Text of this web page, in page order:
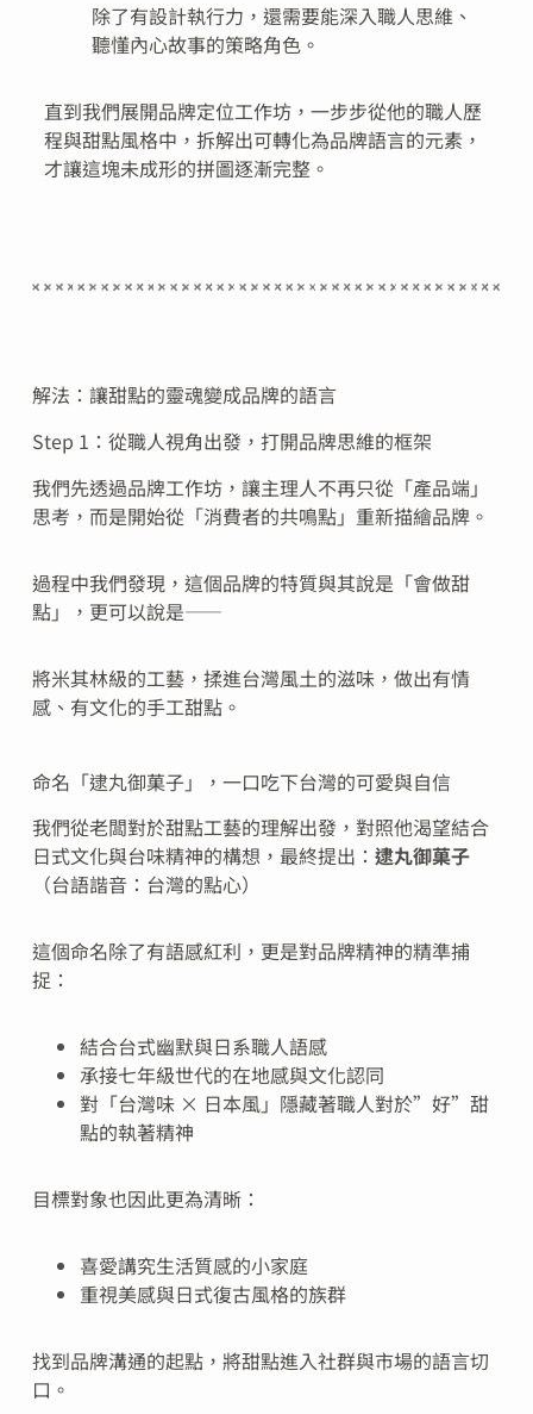
除了有設計執行力，還需要能深入職人思維、
聽懂內心故事的策略角色。
直到我們展開品牌定位工作坊，一步步從他的職人歷
程與甜點風格中，拆解出可轉化為品牌語言的元素，
才讓這塊未成形的拼圖逐漸完整。
解法：讓甜點的靈魂變成品牌的語言
Step 1：從職人視角出發，打開品牌思維的框架
我們先透過品牌工作坊，讓主理人不再只從「產品端」
思考，而是開始從「消費者的共鳴點」重新描繪品牌。
過程中我們發現，這個品牌的特質與其說是「會做甜
點」，更可以說是——
將米其林級的工藝，揉進台灣風土的滋味，做出有情
感、有文化的手工甜點。
命名「逮丸御菓子」，一口吃下台灣的可愛與自信
我們從老闆對於甜點工藝的理解出發，對照他渴望結合
日式文化與台味精神的構想，最終提出： 逮丸御菓子
（台語諧音：台灣的點心）
這個命名除了有語感紅利，更是對品牌精神的精準捕
捉：
結合台式幽默與日系職人語感
承接七年級世代的在地感與文化認同
對「台灣味 × 日本風」隱藏著職人對於”好”甜
點的執著精神
目標對象也因此更為清晰：
喜愛講究生活質感的小家庭
重視美感與日式復古風格的族群
找到品牌溝通的起點，將甜點進入社群與市場的語言切
口。